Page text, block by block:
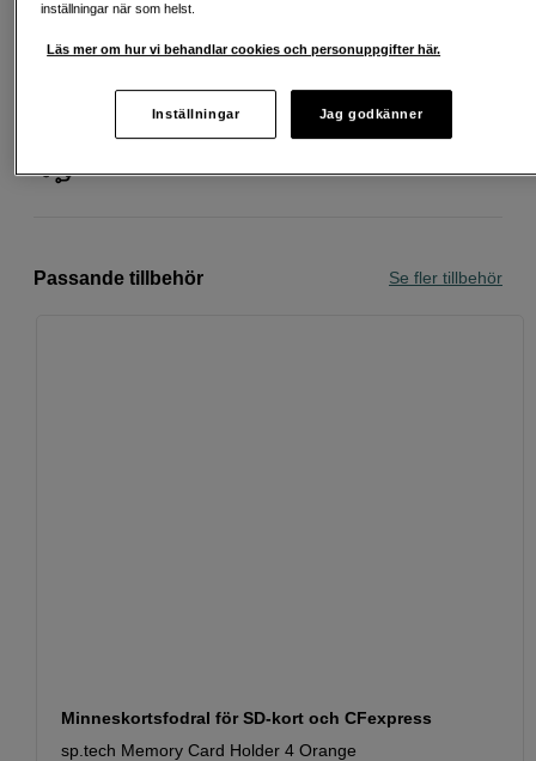
Köp nu och betala inom 30 dagar
Passande tillbehör Se fler tillbehör
Minneskortsfodral för SD-kort och CFexpress
sp.tech Memory Card Holder 4 Orange
inställningar när som helst.
Läs mer om hur vi behandlar cookies och personuppgifter här.
Inställningar Jag godkänner